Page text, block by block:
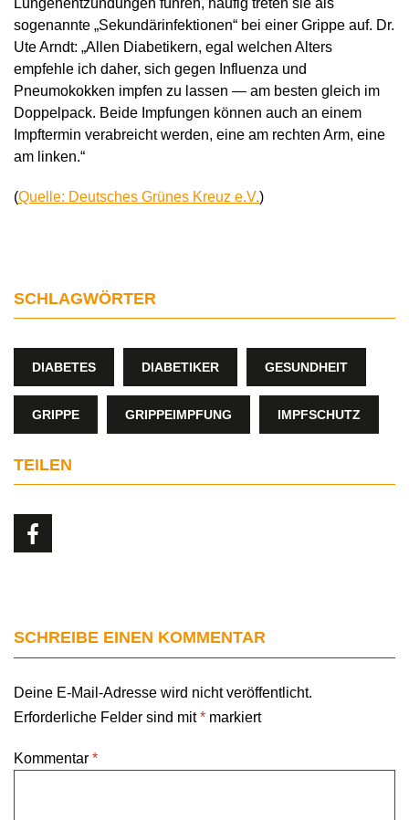
sogenannte „Sekundärinfektionen“ bei einer Grippe auf. Dr.
Ute Arndt: „Allen Diabetikern, egal welchen Alters
empfehle ich daher, sich gegen Influenza und
Pneumokokken impfen zu lassen — am besten gleich im
Doppelpack. Beide Impfungen können auch an einem
Impftermin verabreicht werden, eine am rechten Arm, eine
am linken.“
(Quelle: Deutsches Grünes Kreuz e.V.)
SCHLAGWÖRTER
DIABETES DIABETIKER GESUNDHEIT
GRIPPE GRIPPEIMPFUNG IMPFSCHUTZ
TEILEN
SCHREIBE EINEN KOMMENTAR
Deine E-Mail-Adresse wird nicht veröffentlicht.
Erforderliche Felder sind mit* markiert
Kommentar *